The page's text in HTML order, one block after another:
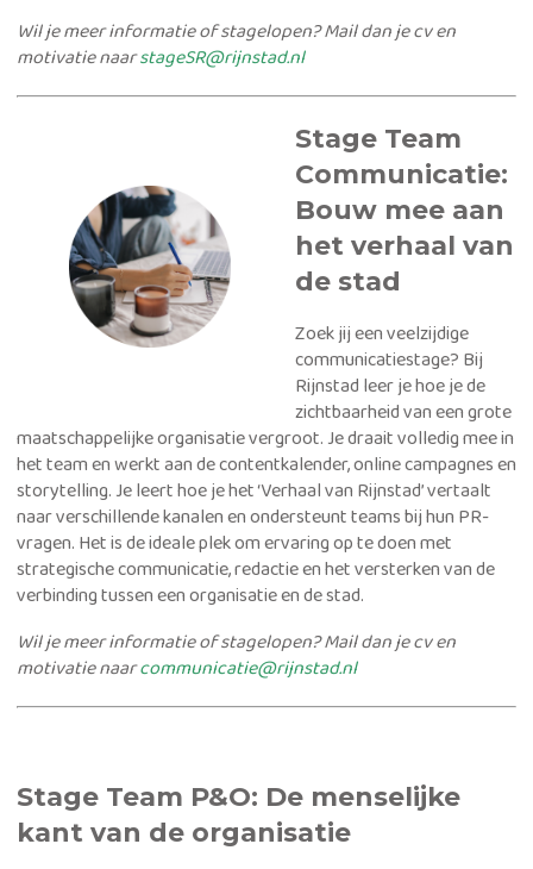
Wil je meer informatie of stagelopen? Mail dan je cv en
motivatie naarstageSR@rijnstad.nl
Stage Team
Communicatie:
Bouw mee aan
het verhaal van
de stad
Zoek jij een veelzijdige
communicatiestage? Bij
Rijnstad leer je hoe je de
zichtbaarheid van een grote
maatschappelijke organisatie vergroot. Je draait volledig mee in
het team en werkt aan de contentkalender, online campagnes en
storytelling. Je leert hoe je het ‘Verhaal van Rijnstad’ vertaalt
naar verschillende kanalen en ondersteunt teams bij hun PR-
vragen. Het is de ideale plek om ervaring op te doen met
strategische communicatie, redactie en het versterken van de
verbinding tussen een organisatie en de stad.
Wil je meer informatie of stagelopen? Mail dan je cv en
motivatie naarcommunicatie@rijnstad.nl
Stage Team P&O: De menselijke
kant van de organisatie